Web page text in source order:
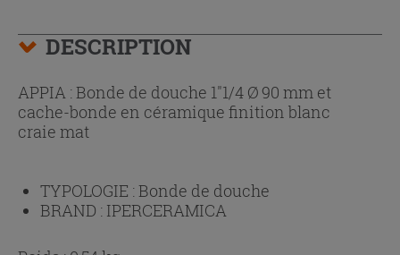
DESCRIPTION
APPIA : Bonde de douche 1"1/4 Ø 90 mm et
cache-bonde en céramique finition blanc
craie mat
TYPOLOGIE :Bonde de douche
BRAND : IPERCERAMICA